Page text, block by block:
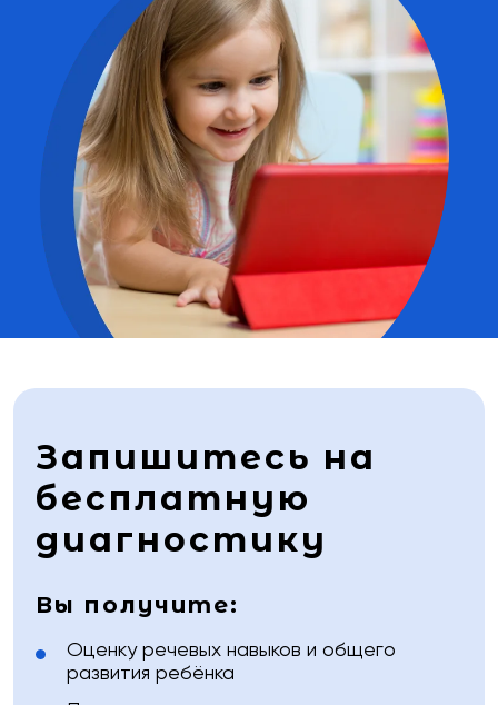
Запишитесь на
бесплатную
диагностику
Вы получите:
Оценку речевых навыков и общего
развития ребёнка